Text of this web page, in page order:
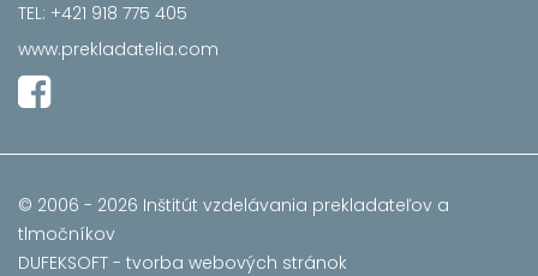
TEL: +421 918 775 405
www.prekladatelia.com
© 2006 - 2026 Inštitút vzdelávania prekladateľov a
tlmočníkov
DUFEKSOFT - tvorba webových stránok